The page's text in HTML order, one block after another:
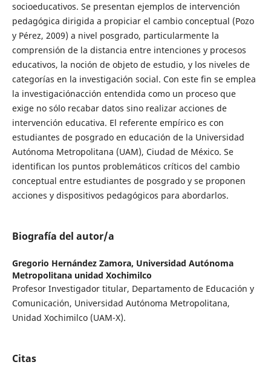
socioeducativos. Se presentan ejemplos de intervención
pedagógica dirigida a propiciar el cambio conceptual (Pozo
y Pérez, 2009) a nivel posgrado, particularmente la
comprensión de la distancia entre intenciones y procesos
educativos, la noción de objeto de estudio, y los niveles de
categorías en la investigación social. Con este fin se emplea
la investigaciónacción entendida como un proceso que
exige no sólo recabar datos sino realizar acciones de
intervención educativa. El referente empírico es con
estudiantes de posgrado en educación de la Universidad
Autónoma Metropolitana (UAM), Ciudad de México. Se
identifican los puntos problemáticos críticos del cambio
conceptual entre estudiantes de posgrado y se proponen
acciones y dispositivos pedagógicos para abordarlos.
Biografía del autor/a
Gregorio Hernández Zamora, Universidad Autónoma
Metropolitana unidad Xochimilco
Profesor Investigador titular, Departamento de Educación y
Comunicación, Universidad Autónoma Metropolitana,
Unidad Xochimilco (UAM-X).
Citas